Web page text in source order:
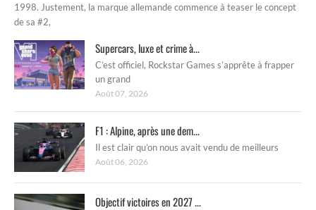
1998. Justement, la marque allemande commence à teaser le concept
de sa #2,
Supercars, luxe et crime à...
C’est officiel, Rockstar Games s’apprête à frapper
un grand
Août 07, 2026
F1 : Alpine, après une dem...
Il est clair qu’on nous avait vendu de meilleurs
Août 06, 2026
Objectif victoires en 2027 ...